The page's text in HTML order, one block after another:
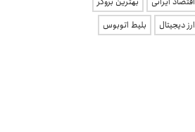
ارز دیجیتال
بلیط اتوبوس